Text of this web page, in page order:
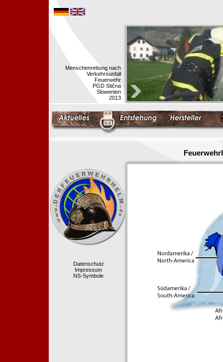
Menschenrettung nach
Verkehrsunfall
Feuerwehr
PGD Stična
Slowenien
2013
Datenschutz
Impressum
NS-Symbole